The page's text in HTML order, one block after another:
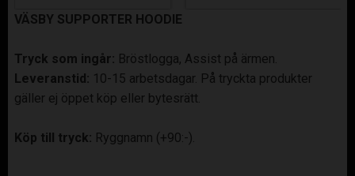
VÄSBY SUPPORTER HOODIE
Tryck som ingår: Bröstlogga, Assist på ärmen.
Leveranstid: 10-15 arbetsdagar. På tryckta produkter
gäller ej öppet köp eller bytesrätt.
Köp till tryck: Ryggnamn (+90:-).